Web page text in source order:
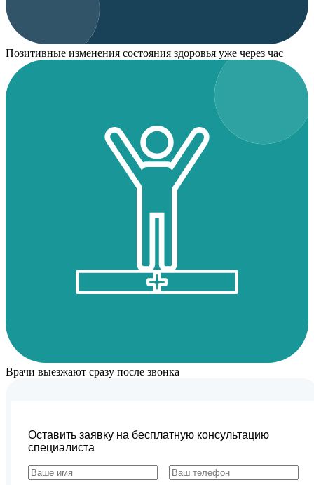
Позитивные изменения состояния здоровья уже через час
Врачи выезжают сразу после звонка
Оставить заявку на бесплатную консультацию
специалиста